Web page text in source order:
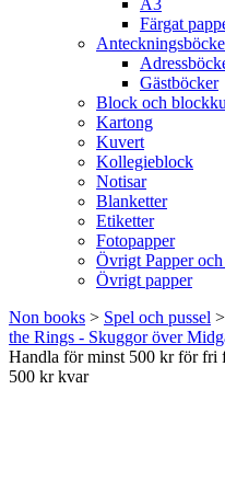
A3
Färgat
Gästböcker
Block och
Kartong
Kuvert
Kollegieblock
Notisar
Blanketter
Etiketter
Fotopapper
Övrigt Papper
Övrigt papper
Non books > Spel och pussel >
the Rings - Skuggor över
Handla för minst 500 kr för fri
500 kr kvar